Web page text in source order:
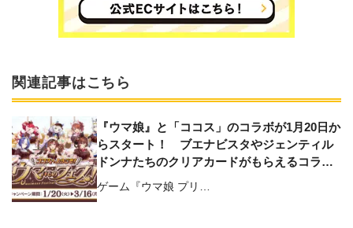
関連記事はこちら
『ウマ娘』と「ココス」のコラボが1月20日か
らスタート！ ブエナビスタやジェンティル
ドンナたちのクリアカードがもらえるコラボ
メニューが登場
ゲーム『ウマ娘 プリ…